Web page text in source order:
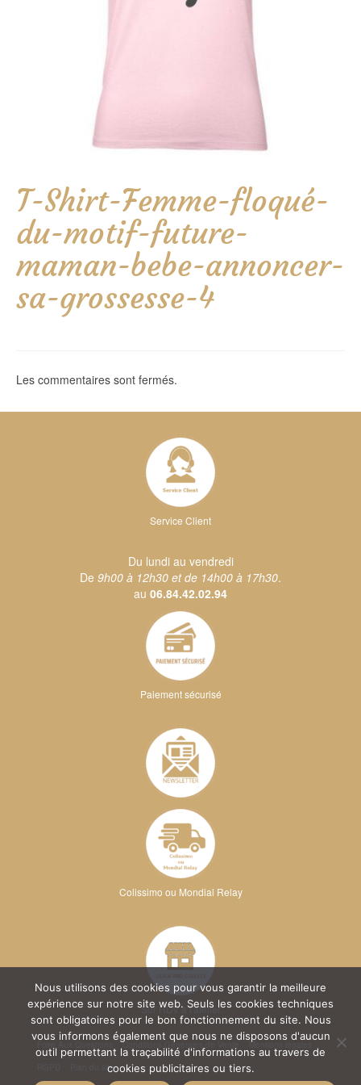
T-Shirt-Femme-floqué-
du-motif-future-
maman-bebe-annoncer-
sa-grossesse-4
Les commentaires sont fermés.
Service Client
Du lundi au vendredi
De 9h00 à 12h30 et de 14h00 à 17h30.
au 06.84.42.02.94
Paiement sécurisé
Colissimo ou Mondial Relay
Sur RDV à l'atelier
Conditions Générales de Vente
Mentions légales
Plan du site
Nous utilisons des cookies pour vous garantir la meilleure
expérience sur notre site web. Seuls les cookies techniques
sont obligatoires pour le bon fonctionnement du site. Nous
vous informons également que nous ne disposons d'aucun
outil permettant la traçabilité d'informations au travers de
cookies publicitaires ou tiers.